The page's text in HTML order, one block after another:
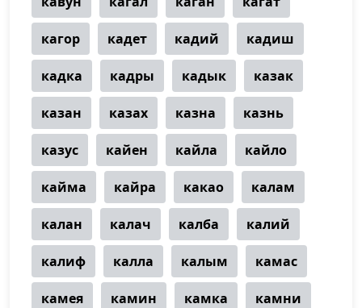
кагор кадет кадий кадиш
кадка кадры кадык казак
казан казах казна казнь
казус кайен кайла кайло
кайма кайра какао калам
калан калач калба калий
калиф калла калым камас
камея камин камка камни